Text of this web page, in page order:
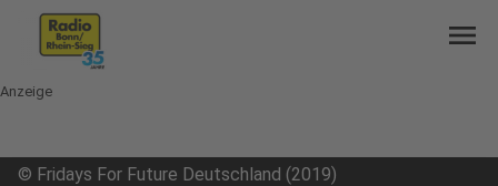
menu
Anzeige
© Fridays For Future Deutschland (2019)